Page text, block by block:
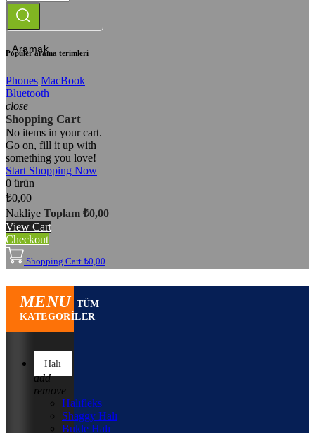
Aramak
Popüler arama terimleri
Phones MacBook
Bluetooth
close
Shopping Cart
No items in your cart.
Go on, fill it up with
something you love!
Start Shopping Now
0 ürün
₺0,00
Nakliye Toplam ₺0,00
View Cart
Checkout
Shopping Cart ₺0,00
MENU TÜM
KATEGORILER
Halı
add
remove
Halıfleks
Shaggy Halı
Bukle Halı